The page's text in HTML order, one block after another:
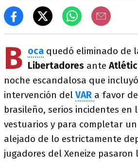
B oca quedó eliminado de
Libertadores ante
noche escandalosa que
intervención delVAR a favor
brasileño, serios incidentes en
vestuarios y para completar
alejado de lo estrictamente
jugadores del Xeneize pasaron